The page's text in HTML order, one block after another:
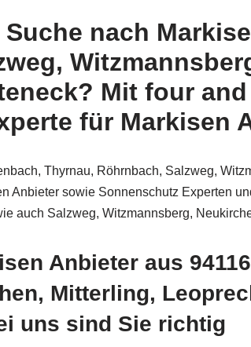
nach
Mit four
für Markisen
Thyrnau, Röhrnbach, Salzweg,
Anbieter sowie Sonnenschutz Experten
auch Salzweg, Witzmannsberg,
Anbieter aus
Mitterling,
uns sind Sie richtig